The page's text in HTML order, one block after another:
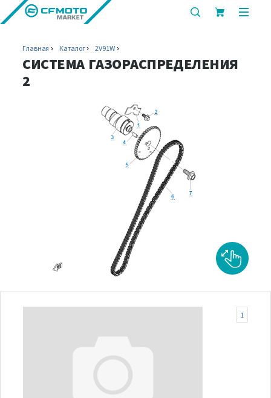
показать
поиска
Главная Каталог 2V91W
СИСТЕМА ГАЗОРАСПРЕДЕЛЕНИЯ
2
1